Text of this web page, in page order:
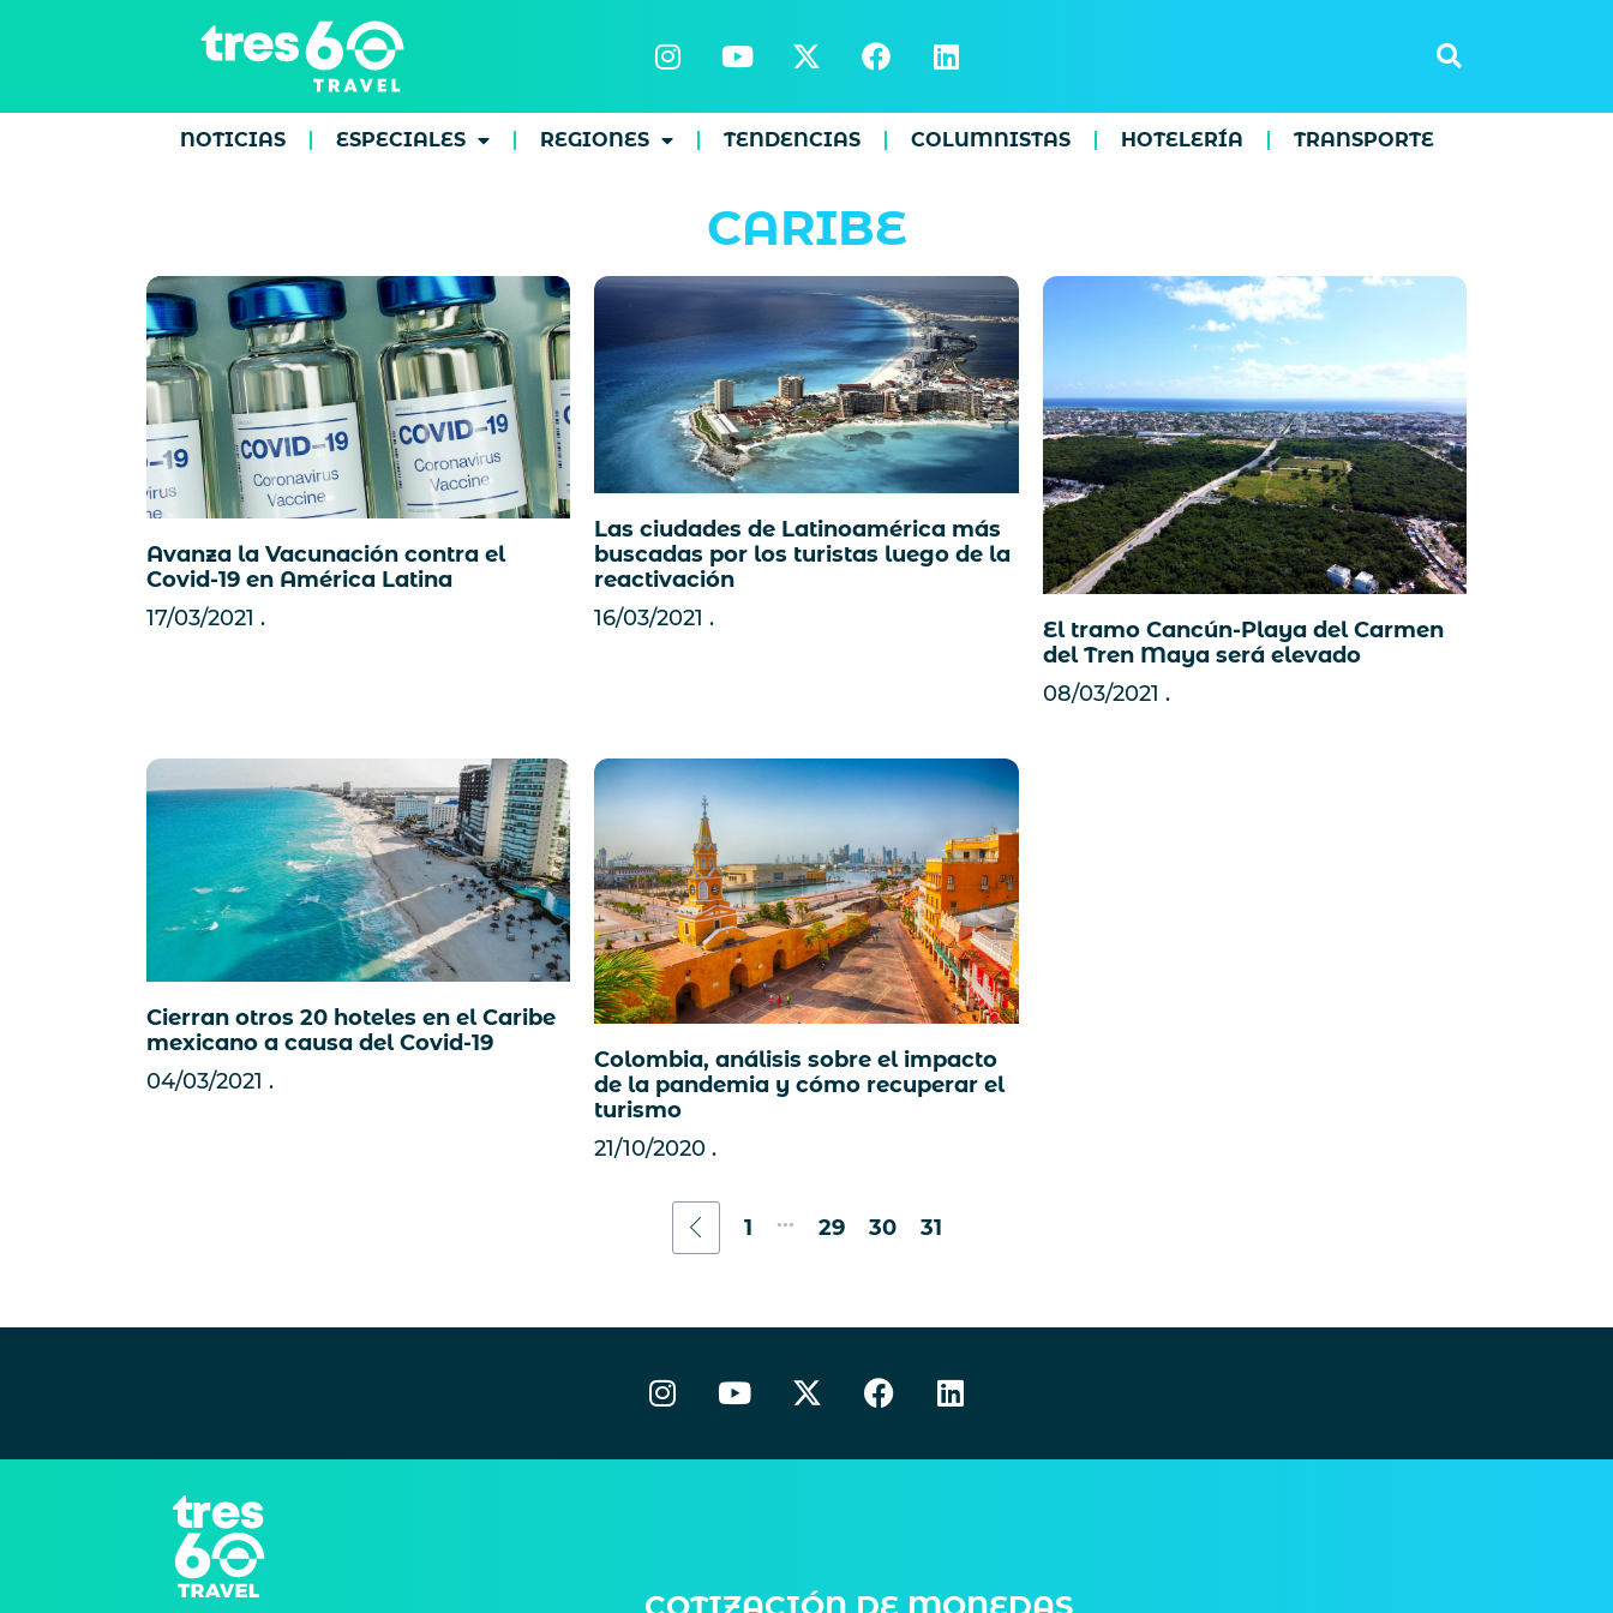
NOTICIAS ESPECIALES REGIONES TENDENCIAS COLUMNISTAS HOTELERÍA TRANSPORTE
CARIBE
Avanza la Vacunación contra el
Covid-19 en América Latina
17/03/2021
Las ciudades de Latinoamérica más
buscadas por los turistas luego de la
reactivación
16/03/2021
El tramo Cancún-Playa del Carmen
del Tren Maya será elevado
08/03/2021
Cierran otros 20 hoteles en el Caribe
mexicano a causa del Covid-19
04/03/2021
Colombia, análisis sobre el impacto
de la pandemia y cómo recuperar el
turismo
21/10/2020
1 ... 29 30 31